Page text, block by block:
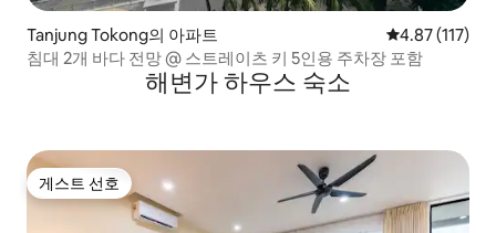
Tanjung Tokong의 아파트 평점 4.87점(5
4.87 (117)
침대 2개 바다 전망 @ 스트레이츠 키 5인용 주차장 포함
해변가 하우스 숙소
게스트 선호
게스트 선호